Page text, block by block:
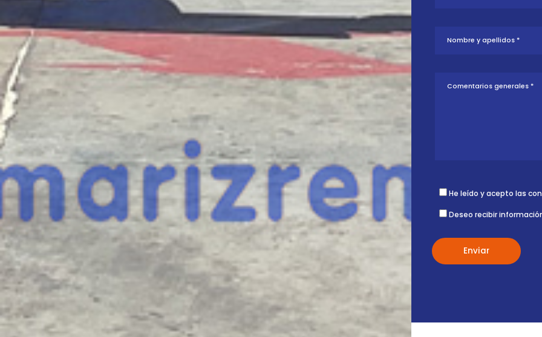
esta máquina?
Rellena este formulario y recibiremos tu solicitud sobre esta
máquina para ponernos en contacto directo contigo.
LGMG AR16J
He leído y acepto las
Deseo recibir